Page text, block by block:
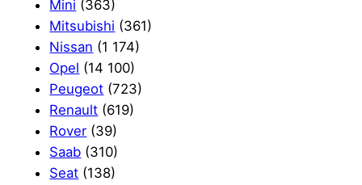
Mini (363)
Mitsubishi (361)
Nissan (1 174)
Opel (14 100)
Peugeot (723)
Renault (619)
Rover (39)
Saab (310)
Seat (138)